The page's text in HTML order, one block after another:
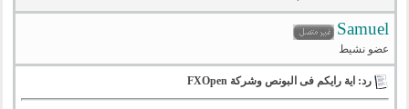
Samuel
عضو نشيط
رد: اية رايكم فى البونص وشركة FXOpen